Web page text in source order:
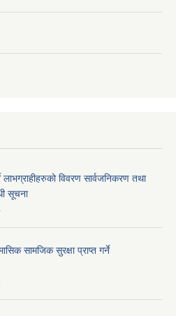
लाभग्राहीहरुको विवरण सार्वजनिकरण तथा
सूचना
सामजिक सुरक्षा प्राप्त गर्ने